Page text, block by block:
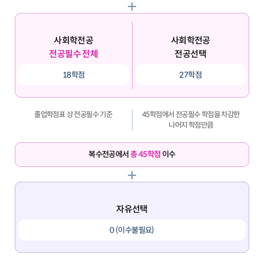
사회학전공
전공필수 전체
18학점
사회학전공
전공선택
27학점
졸업학점표 상 전공필수 기준
45학점에서 전공필수 학점을 차감한
나머지 학점만큼
복수전공에서총 45학점 이수
자유선택
0 (이수불필요)